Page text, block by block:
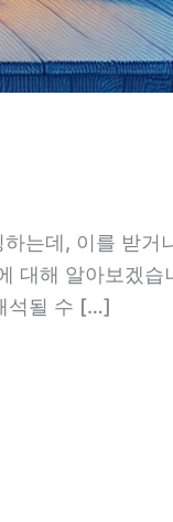
는데, 이를 받거
대해 알아보겠습
석될 수 […]